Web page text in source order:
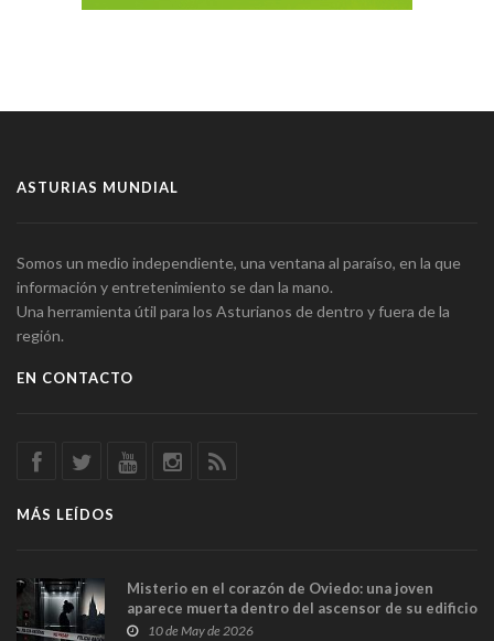
ASTURIAS MUNDIAL
Somos un medio independiente, una ventana al paraíso, en la que
información y entretenimiento se dan la mano.
Una herramienta útil para los Asturianos de dentro y fuera de la
región.
EN CONTACTO
MÁS LEÍDOS
Misterio en el corazón de Oviedo: una joven
aparece muerta dentro del ascensor de su edificio
y las cámaras captan sus últimos minutos
10 de May de 2026